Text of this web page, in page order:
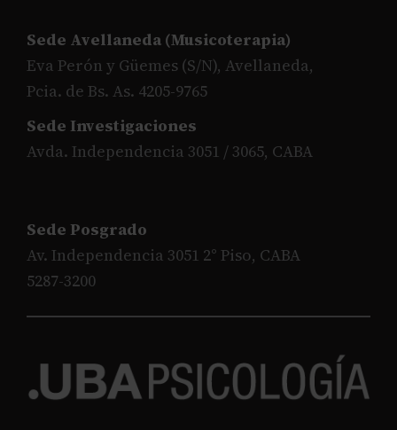
Sede Avellaneda (Musicoterapia)
Eva Perón y Güemes (S/N), Avellaneda,
Pcia. de Bs. As. 4205-9765
Sede Investigaciones
Avda. Independencia 3051 / 3065, CABA
Sede Posgrado
Av. Independencia 3051 2° Piso, CABA
5287-3200